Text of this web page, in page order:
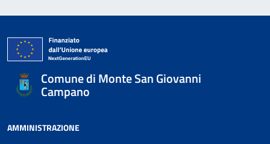
Comune di Monte San Giovanni
Campano
AMMINISTRAZIONE